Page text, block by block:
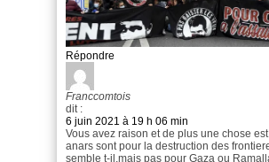
Répondre
Franccomtois
dit :
6 juin 2021 à 19 h 06 min
Vous avez raison et de plus une chose
anars sont pour la destruction des
semble t-il,mais pas pour Gaza ou